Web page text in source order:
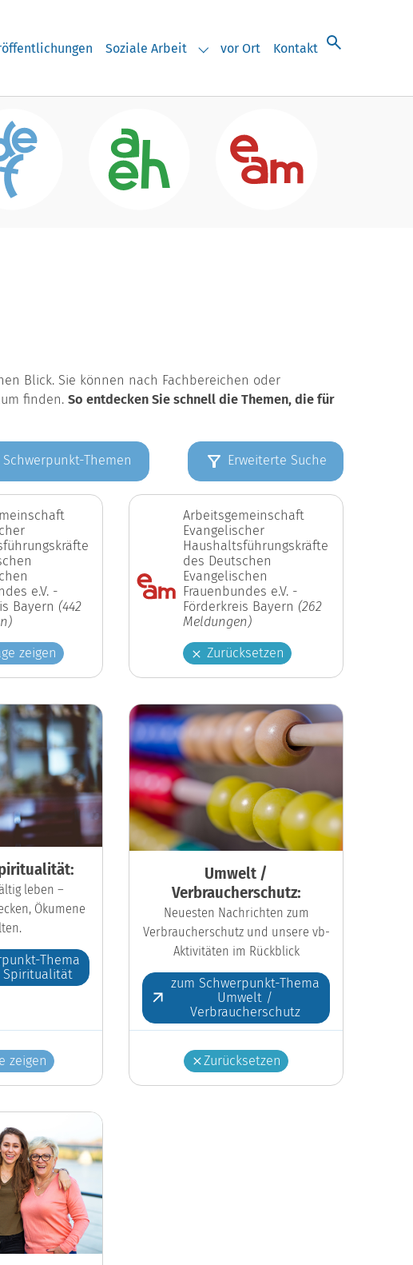
for "Veranstaltungen"
Soziale Arbeit
Submenu for "Soziale Arbeit"
vor Ort Kontakt
Blick. Sie können nach Fachbereichen oder
finden.So entdecken Sie schnell die Themen, die für
Schwerpunkt-Themen Erweiterte Suche
e.V. -
Bayern (442
zeigen
Arbeitsgemeinschaft
Evangelischer
Haushaltsführungskräfte
des Deutschen
Evangelischen
Frauenbundes e.V. -
Förderkreis Bayern (262
Meldungen)
Zurücksetzen
leben –
Ökumene
Thema
zeigen
Umwelt /
Verbraucherschutz:
Neuesten Nachrichten zum
Verbraucherschutz und unsere vb-
Aktivitäten im Rückblick
zum Schwerpunkt-Thema
Umwelt /
Verbraucherschutz
Zurücksetzen